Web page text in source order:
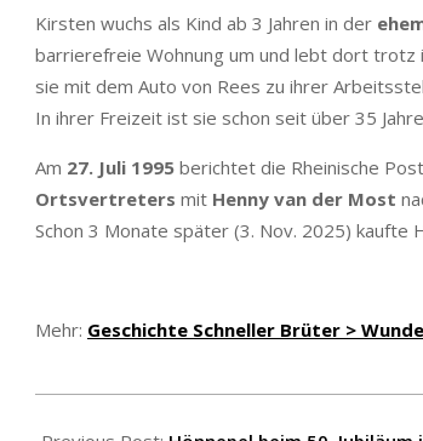
Kirsten wuchs als Kind ab 3 Jahren in der
barrierefreie Wohnung um und lebt dort trotz
sie mit dem Auto von Rees zu ihrer
In ihrer Freizeit ist sie schon seit über 35
Am 27. Juli 1995 berichtet die Rheinische
Ortsvertreters mit Henny van der Most
Schon 3 Monate später (3. Nov. 2025) kaufte
Mehr: Geschichte Schneller Brüter >